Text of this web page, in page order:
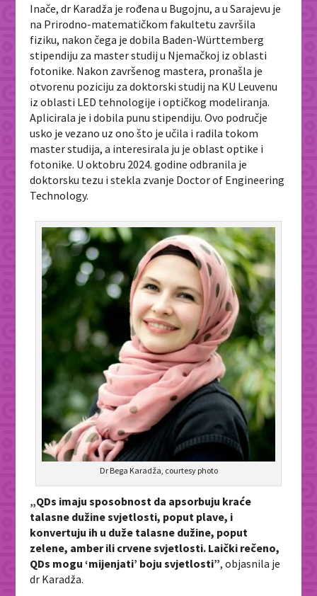
Inače, dr Karadža je rođena u Bugojnu, a u Sarajevu je
na Prirodno-matematičkom fakultetu završila
fiziku, nakon čega je dobila Baden-Württemberg
stipendiju za master studij u Njemačkoj iz oblasti
fotonike. Nakon završenog mastera, pronašla je
otvorenu poziciju za doktorski studij na KU Leuvenu
iz oblasti LED tehnologije i optičkog modeliranja.
Aplicirala je i dobila punu stipendiju. Ovo područje
usko je vezano uz ono što je učila i radila tokom
master studija, a interesirala ju je oblast optike i
fotonike. U oktobru 2024. godine odbranila je
doktorsku tezu i stekla zvanje Doctor of Engineering
Technology.
Dr Bega Karadža, courtesy photo
„QDs imaju sposobnost da apsorbuju kraće
talasne dužine svjetlosti, poput plave, i
konvertuju ih u duže talasne dužine, poput
zelene, amber ili crvene svjetlosti. Laički rečeno,
QDs mogu ‘mijenjati’ boju svjetlosti”, objasnila je
dr Karadža.